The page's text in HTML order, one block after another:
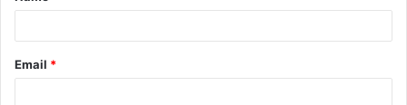
Email *